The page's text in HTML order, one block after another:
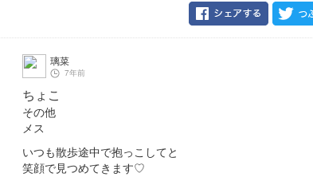
璃菜
7年前
ちょこ
その他
メス
いつも散歩途中で抱っこしてと
笑顔で見つめてきます♡